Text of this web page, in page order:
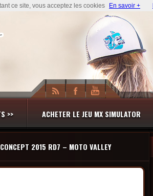
>> ACHETER LE JEU MX SIMULATOR
2015 RD7 – MOTO VALLEY
ce site, vous acceptez les cookies En savoir +